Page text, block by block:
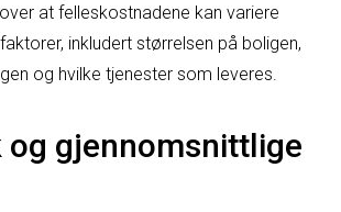
at felleskostnadene kan variere
inkludert størrelsen på boligen,
og hvilke tjenester som leveres.
og gjennomsnittlige